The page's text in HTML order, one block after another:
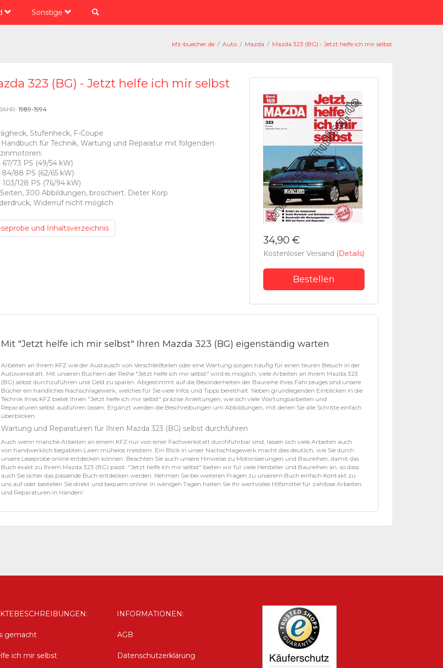
Sonstige
kfz-buecher.de / Auto / Mazda / Mazda 323 (BG) - Jetzt helfe ich mir selbst
34,90 €
Kostenloser Versand (Details)
Bestellen
323 (BG) - Jetzt helfe ich mir selbst
1989-1994
Stufenheck, F-Coupe
Handbuch für Technik, Wartung und Reparatur mit folgenden
67/73 PS (49/54 kW)
84/88 PS (62/65 kW)
103/128 PS (76/94 kW)
300 Abbildungen, broschiert. Dieter Korp
Widerruf nicht möglich
und Inhaltsverzeichnis
Mit "Jetzt helfe ich mir selbst" Ihren Mazda 323 (BG) eigenständig warten
Arbeiten an Ihrem KFZ wie der Austausch von Verschleißteilen oder eine Wartung sorgen häufig für einen teuren Besuch in der
Autowerkstatt. Mit unseren Büchern der Reihe "Jetzt helfe ich mir selbst" wird es möglich, viele Arbeiten an Ihrem Mazda 323
(BG) selbst durchzuführen und Geld zu sparen. Abgestimmt auf die Besonderheiten der Baureihe Ihres Fahrzeuges sind unsere
Bücher ein handliches Nachschlagewerk, welches für Sie viele Infos und Tipps bereithält. Neben grundlegenden Einblicken in die
Technik Ihres KFZ bietet Ihnen "Jetzt helfe ich mir selbst" präzise Anleitungen, wie sich viele Wartungsarbeiten und
Reparaturen selbst ausführen lassen. Ergänzt werden die Beschreibungen um Abbildungen, mit denen Sie alle Schritte einfach
überblicken.
Wartung und Reparaturen für Ihren Mazda 323 (BG) selbst durchführen
Auch wenn manche Arbeiten an einem KFZ nur von einer Fachwerkstatt durchführbar sind, lassen sich viele Arbeiten auch
von handwerklich begabten Laien mühelos meistern. Ein Blick in unser Nachschlagewerk macht dies deutlich, wie Sie durch
unsere Leseprobe online entdecken können. Beachten Sie auch unsere Hinweise zu Motorisierungen und Baureihen, damit das
Buch exakt zu Ihrem Mazda 323 (BG) passt. "Jetzt helfe ich mir selbst" bieten wir für viele Hersteller und Baureihen an, so dass
auch Sie sicher das passende Buch entdecken werden. Nehmen Sie bei weiteren Fragen zu unserem Buch einfach Kontakt zu
uns auf oder bestellen Sie direkt und bequem online. In wenigen Tagen halten Sie Ihr wertvolles Hilfsmittel für zahllose Arbeiten
und Reparaturen in Händen!
gemacht
ich mir selbst
INFORMATIONEN:
AGB
Datenschutzerklärung